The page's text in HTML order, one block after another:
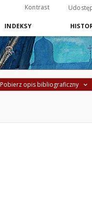
Kontrast
INDEKSY
Pobierz opis bibliograficzny